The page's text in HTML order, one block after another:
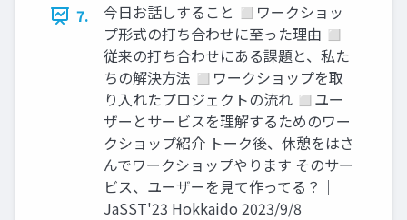
7.
今日お話しすること ◻ワークショッ
プ形式の打ち合わせに至った理由 ◻
従来の打ち合わせにある課題と、私た
ちの解決方法 ◻ワークショップを取
り入れたプロジェクトの流れ ◻ユー
ザーとサービスを理解するためのワー
クショップ紹介 トーク後、休憩をはさ
んでワークショップやります そのサー
ビス、ユーザーを見て作ってる？｜
JaSST'23 Hokkaido 2023/9/8